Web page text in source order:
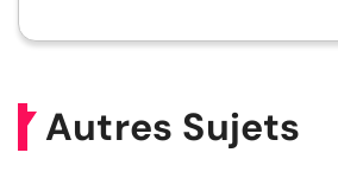
Autres Sujets